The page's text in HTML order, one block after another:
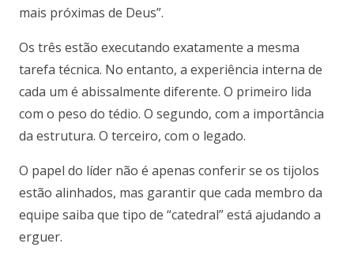
mais próximas de Deus”.
Os três estão executando exatamente a mesma
tarefa técnica. No entanto, a experiência interna de
cada um é abissalmente diferente. O primeiro lida
com o peso do tédio. O segundo, com a importância
da estrutura. O terceiro, com o legado.
O papel do líder não é apenas conferir se os tijolos
estão alinhados, mas garantir que cada membro da
equipe saiba que tipo de “catedral” está ajudando a
erguer.